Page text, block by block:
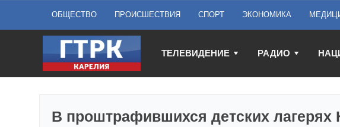
ОБЩЕСТВО ПРОИСШЕСТВИЯ СПОРТ ЭКОНОМИКА
ТЕЛЕВИДЕНИЕ РАДИО
В проштрафившихся детских лагерях